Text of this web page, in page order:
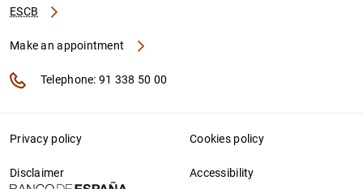
ESCB
Make an appointment
Telephone: 91 338 50 00
Privacy policy Cookies policy
Disclaimer Accessibility